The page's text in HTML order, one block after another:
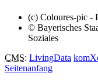
(c) Coloures-pic -
© Bayerisches
Soziales
CMS: LivingData
Seitenanfang